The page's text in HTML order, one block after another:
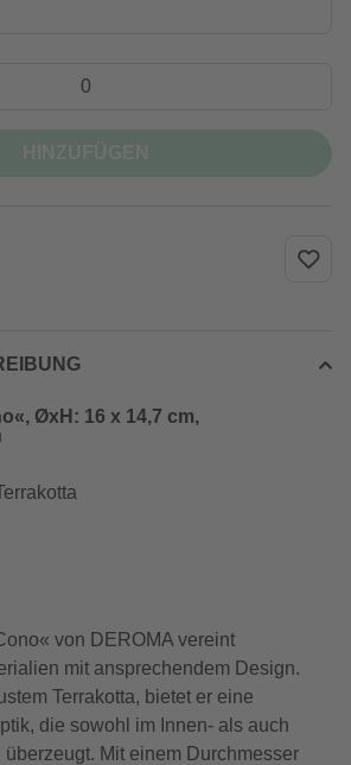
ØxH: 16 x 14,7 cm,
von DEROMA vereint
mit ansprechendem Design.
Terrakotta, bietet er eine
die sowohl im Innen- als auch
Mit einem Durchmesser